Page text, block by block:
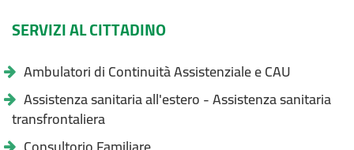
SERVIZI AL CITTADINO
Ambulatori di Continuità Assistenziale e CAU
Assistenza sanitaria all'estero - Assistenza sanitaria
transfrontaliera